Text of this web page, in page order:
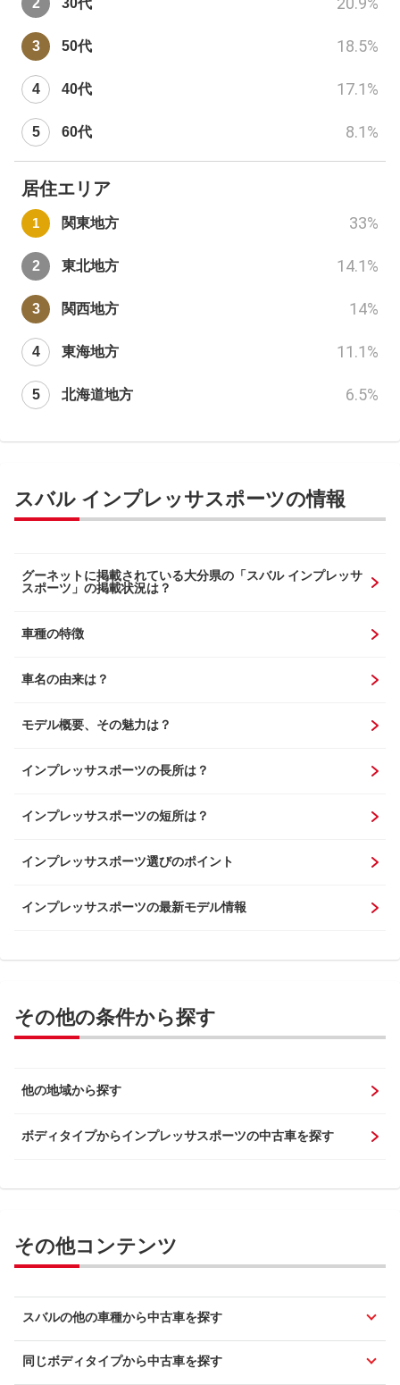
50代 18.5%
40代 17.1%
60代 8.1%
居住エリア
関東地方 33%
東北地方 14.1%
関西地方 14%
東海地方 11.1%
北海道地方 6.5%
スバル インプレッサスポーツの情報
グーネットに掲載されている大分県の「スバル インプレッサ
スポーツ」の掲載状況は？
車種の特徴
車名の由来は？
モデル概要、その魅力は？
インプレッサスポーツの長所は？
インプレッサスポーツの短所は？
インプレッサスポーツ選びのポイント
インプレッサスポーツの最新モデル情報
その他の条件から探す
他の地域から探す
ボディタイプからインプレッサスポーツの中古車を探す
その他コンテンツ
スバルの他の車種から中古車を探す
同じボディタイプから中古車を探す